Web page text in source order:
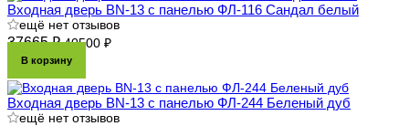
Входная дверь BN-13 с панелью ФЛ-116 Сандал белый
ещё нет отзывов
37665 ₽ 40500 ₽
В корзину
Входная дверь BN-13 с панелью ФЛ-244 Беленый дуб
ещё нет отзывов